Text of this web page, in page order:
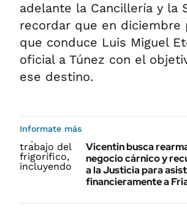
adelante la Cancillería y la
recordar que en diciembre
que conduce Luis Miguel
oficial a Túnez con el
ese destino.
Informate más
Vicentin busca
negocio cárnico y
a la Justicia para
financieramente a